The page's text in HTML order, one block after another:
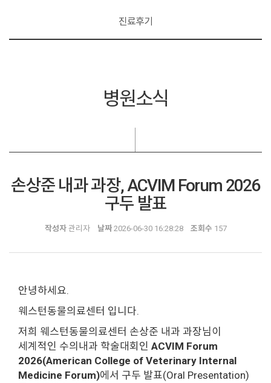
진료후기
병원소식
손상준 내과 과장, ACVIM Forum 2026
구두 발표
작성자관리자 날짜2026-06-30 16:28:28 조회수 157
안녕하세요.
웨스턴동물의료센터 입니다.
저희 웨스턴동물의료센터 손상준 내과 과장님이
세계적인 수의내과 학술대회인 ACVIM Forum
2026(American College of Veterinary Internal
Medicine Forum)에서 구두 발표(Oral Presentation)